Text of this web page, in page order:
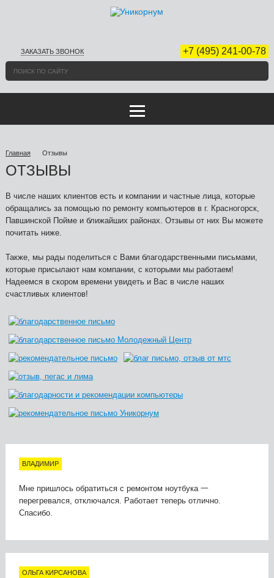
ЗАКАЗАТЬ ЗВОНОК +7 (495) 241-00-78
Главная Отзывы
ОТЗЫВЫ
В числе наших клиентов есть и компании и частные лица, которые
обращались за помощью по ремонту компьютеров в г. Красногорск,
Павшинской Пойме и ближайших районах. Отзывы от них Вы можете
почитать ниже.
Также, мы рады поделиться с Вами благодарственными письмами,
которые присылают нам компании, с которыми мы работаем!
Надеемся в скором времени увидеть и Вас в числе наших
счастливых клиентов!
ВЛАДИМИР
Мне пришлось обратиться с ремонтом ноутбука 一
перегревался, отключался. Работает теперь отлично.
Спасибо.
ОЛЬГА КИРСАНОВА